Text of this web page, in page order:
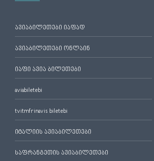
ავიაბილეთები იაფად
ავიაბილეთები ონლაინ
იაფი ავია ბილეთები
aviabiletebi
tvitmfrinavis biletebi
იტალიის ავიაბილეთები
საფრანგეთის ავიაბილეთები